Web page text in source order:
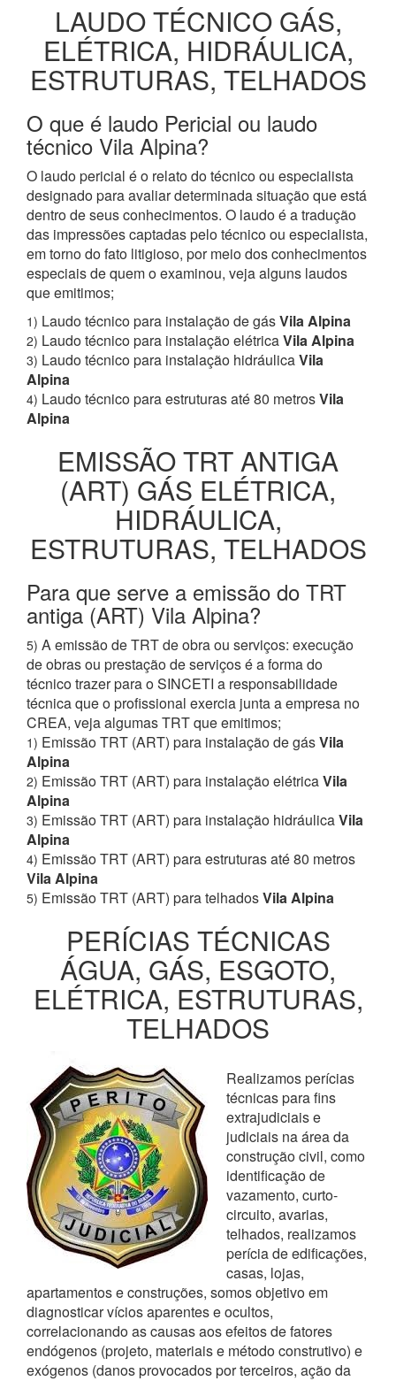
LAUDO TÉCNICO GÁS,
ELÉTRICA, HIDRÁULICA,
ESTRUTURAS, TELHADOS
O que é laudo Pericial ou laudo
técnico Vila Alpina?
O laudo pericial é o relato do técnico ou especialista
designado para avaliar determinada situação que está
dentro de seus conhecimentos. O laudo é a tradução
das impressões captadas pelo técnico ou especialista,
em torno do fato litigioso, por meio dos conhecimentos
especiais de quem o examinou, veja alguns laudos
que emitimos;
1) Laudo técnico para instalação de gásVila Alpina
2) Laudo técnico para instalação elétricaVila Alpina
3) Laudo técnico para instalação hidráulicaVila
Alpina
4) Laudo técnico para estruturas até 80 metrosVila
Alpina
EMISSÃO TRT ANTIGA
(ART) GÁS ELÉTRICA,
HIDRÁULICA,
ESTRUTURAS, TELHADOS
Para que serve a emissão do TRT
antiga (ART) Vila Alpina?
5) A emissão de TRT de obra ou serviços: execução
de obras ou prestação de serviços é a forma do
técnico trazer para o SINCETI a responsabilidade
técnica que o profissional exercia junta a empresa no
CREA, veja algumas TRT que emitimos;
1) Emissão TRT (ART) para instalação de gásVila
Alpina
2) Emissão TRT (ART) para instalação elétricaVila
Alpina
3) Emissão TRT (ART) para instalação hidráulicaVila
Alpina
4) Emissão TRT (ART) para estruturas até 80 metros
Vila Alpina
5) Emissão TRT (ART) para telhadosVila Alpina
PERÍCIAS TÉCNICAS
ÁGUA, GÁS, ESGOTO,
ELÉTRICA, ESTRUTURAS,
TELHADOS
Realizamos perícias
técnicas para fins
extrajudiciais e
judiciais na área da
construção civil, como
identificação de
vazamento, curto-
circuito, avarias,
telhados, realizamos
perícia de edificações,
casas, lojas,
apartamentos e construções, somos objetivo em
diagnosticar vícios aparentes e ocultos,
correlacionando as causas aos efeitos de fatores
endógenos (projeto, materiais e método construtivo) e
exógenos (danos provocados por terceiros, ação da